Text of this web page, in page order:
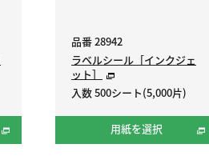
品番 28942
ラベルシール［インクジェ
ット］
入数 500シート(5,000片)
用紙を選択